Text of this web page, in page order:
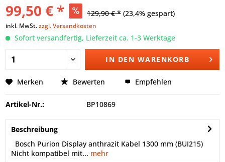
99,50 € * 129,90 € * (23,4% gespart)
inkl. MwSt.zzgl. Versandkosten
Sofort versandfertig, Lieferzeit ca. 1-3 Werktage
IN DEN WARENKORB
Merken Bewerten Empfehlen
Artikel-Nr.: BP10869
Beschreibung
Bosch Purion Display anthrazit Kabel 1300 mm (BUI215)
Nicht kompatibel mit... mehr